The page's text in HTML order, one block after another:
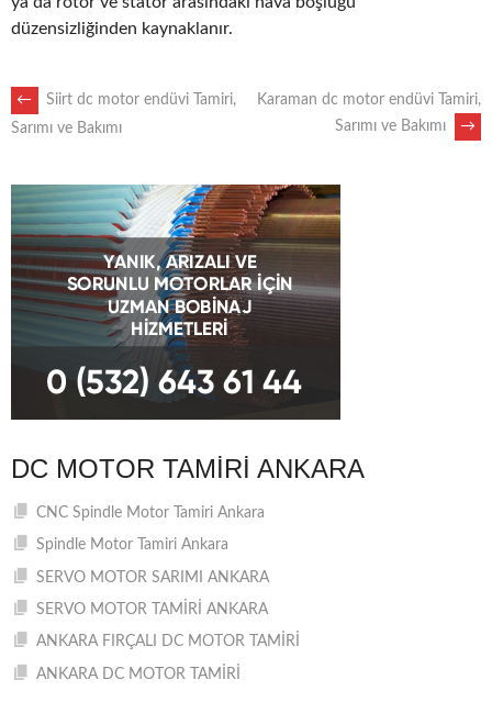
düzensizliğinden kaynaklanır.
POST
NAVIGATION
←
Siirt dc motor endüvi Tamiri,
Sarımı ve Bakımı
Karaman dc motor endüvi Tamiri,
Sarımı ve Bakımı
→
DC MOTOR TAMIRI ANKARA
CNC Spindle Motor Tamiri Ankara
Spindle Motor Tamiri Ankara
SERVO MOTOR SARIMI ANKARA
SERVO MOTOR TAMİRİ ANKARA
ANKARA FIRÇALI DC MOTOR TAMİRİ
ANKARA DC MOTOR TAMİRİ